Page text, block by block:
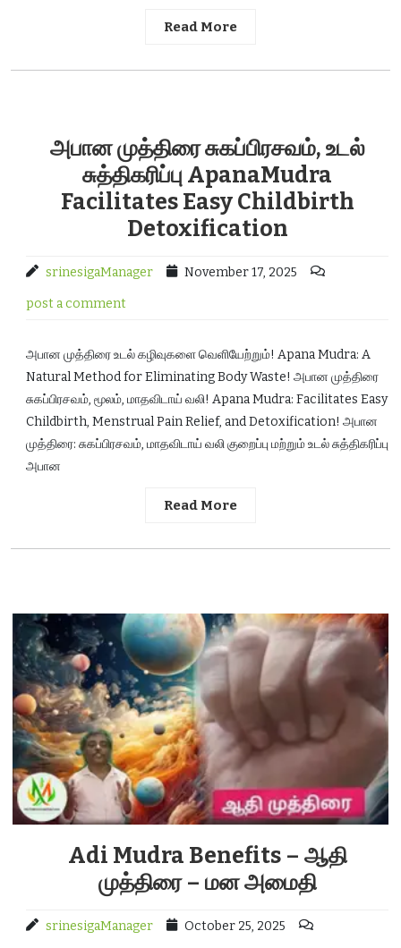
Read More
அபான முத்திரை சுகப்பிரசவம், உடல்
சுத்திகரிப்பு ApanaMudra
Facilitates Easy Childbirth
Detoxification
srinesigaManager November 17, 2025
post a comment
அபான முத்திரை உடல் கழிவுகளை வெளியேற்றும்! Apana Mudra: A
Natural Method for Eliminating Body Waste! அபான முத்திரை
சுகப்பிரசவம், மூலம், மாதவிடாய் வலி! Apana Mudra: Facilitates Easy
Childbirth, Menstrual Pain Relief, and Detoxification! அபான
முத்திரை: சுகப்பிரசவம், மாதவிடாய் வலி குறைப்பு மற்றும் உடல் சுத்திகரிப்பு
அபான
Read More
Adi Mudra Benefits – ஆதி
முத்திரை – மன அமைதி
srinesigaManager October 25, 2025